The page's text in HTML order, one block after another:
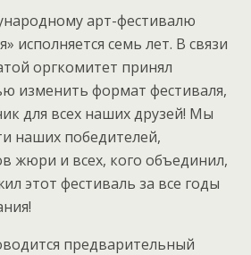
арт-фестивалю
исполняется семь лет. В связи
оргкомитет принял
изменить формат фестиваля,
для всех наших друзей! Мы
наших победителей,
жюри и всех, кого объединил,
этот фестиваль за все годы
предварительный